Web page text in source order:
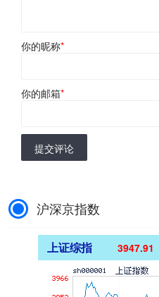
你的昵称*
你的邮箱*
提交评论
沪深京指数
上证综指 3947.91